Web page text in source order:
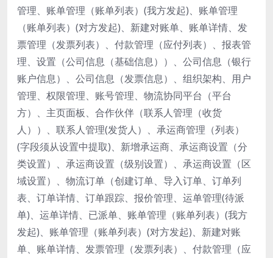
管理、账单管理（账单列表）(我方发起)、账单管理
（账单列表）(对方发起)、新建对账单、账单详情、发
票管理（发票列表）、付款管理（应付列表）、报表管
理、设置（公司信息（基础信息））、公司信息（银行
账户信息）、公司信息（发票信息）、组织架构、用户
管理、权限管理、账号管理、物流协同平台（平台
方）、主页面板、合作伙伴（联系人管理（收货
人））、联系人管理(发货人）、承运商管理（列表）
(字段须从设置中提取)、新增承运商、承运商设置（分
类设置）、承运商设置（级别设置）、承运商设置（区
域设置）、物流订单（创建订单、导入订单、订单列
表、订单详情、订单跟踪、报价管理、运单管理(待派
单)、运单详情、已派单、账单管理（账单列表）(我方
发起)、账单管理（账单列表）(对方发起)、新建对账
单、账单详情、发票管理（发票列表）、付款管理（应